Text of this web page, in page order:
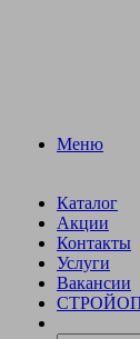
Меню
Каталог
Акции
Контакты
Услуги
Вакансии